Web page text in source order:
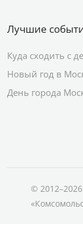
Лучшие
Куда сходить с
Новый год в
День города
©